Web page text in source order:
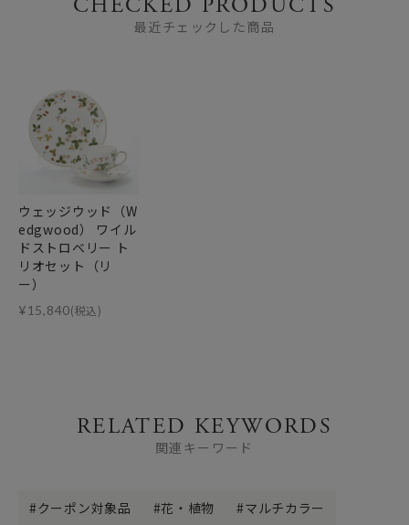
CHECKED PRODUCTS
最近チェックした商品
ウェッジウッド（W
edgwood） ワイル
ドストロベリー ト
リオセット（リ
ー）
¥15,840(税込)
RELATED KEYWORDS
関連キーワード
クーポン対象品 花・植物
マルチカラー